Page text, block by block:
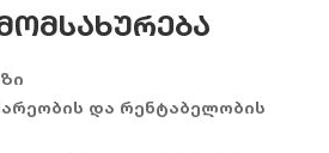
და რენტაბელობის